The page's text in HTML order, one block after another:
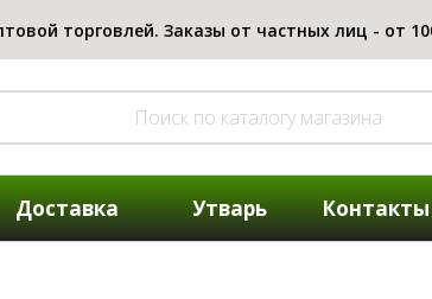
Доставка Утварь Контакты